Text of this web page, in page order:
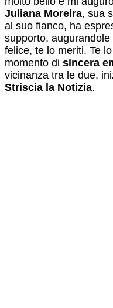
Juliana Moreira, sua
al suo fianco, ha
supporto,
felice, te lo meriti. Te
momento di sincera
vicinanza tra le due,
Striscia la Notizia.